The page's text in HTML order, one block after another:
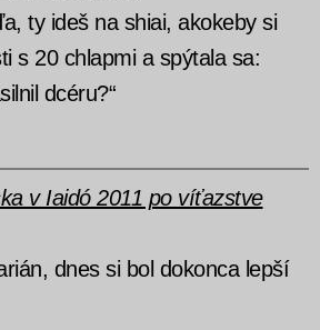
ty ideš na shiai, akokeby si
s 20 chlapmi a spýtala sa:
dcéru?“
v Iaidó 2011 po víťazstve
dnes si bol dokonca lepší